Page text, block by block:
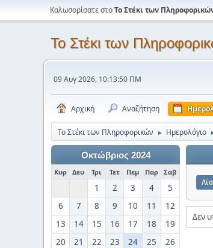
Καλωσορίσατε στοΤο Στέκι των
Το Στέκι των
09 Αυγ 2026, 10:13:50 ΠΜ
Αρχική Αναζήτηση
Το Στέκι των Πληροφορικών ► Ημερολόγιο
Οκτώβριος 2024
Κυρ Δευ Τρι Τετ Πεμ Παρ Σαβ
1 2 3 4
5
6
7 8 9 10 11
12
13
14 15 16 17 18
19
20
21 22 23 24 25
26
Δεν